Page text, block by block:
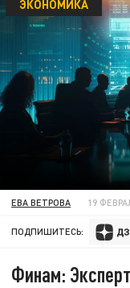
ЭКОНОМИКА
ЕВА ВЕТРОВА 19
ПОДПИШИТЕСЬ:
Финам: